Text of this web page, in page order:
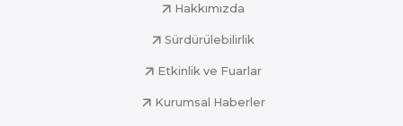
Hakkımızda
Sürdürülebilirlik
Etkinlik ve Fuarlar
Kurumsal Haberler